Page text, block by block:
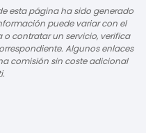
esta página ha sido generado
puede variar con el
o contratar un servicio, verifica
Algunos enlaces
comisión sin coste adicional